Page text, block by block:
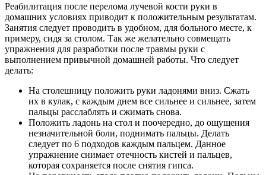
Реабилитация после перелома лучевой кости руки в
домашних условиях приводит к положительным результатам.
Занятия следует проводить в удобном, для больного месте, к
примеру, сидя за столом. Так же желательно совмещать
упражнения для разработки после травмы руки с
выполнением привычной домашней работы. Что следует
делать:
На столешницу положить руки ладонями вниз. Сжать
их в кулак, с каждым днем все сильнее и сильнее, затем
пальцы расслаблять и сжимать снова.
Положить ладонь на стол и поочередно, до ощущения
незначительной боли, поднимать пальцы. Делать
следует по 6 подходов каждым пальцем. Данное
упражнение снимает отечность кистей и пальцев,
которая сохраняется после снятия гипса.